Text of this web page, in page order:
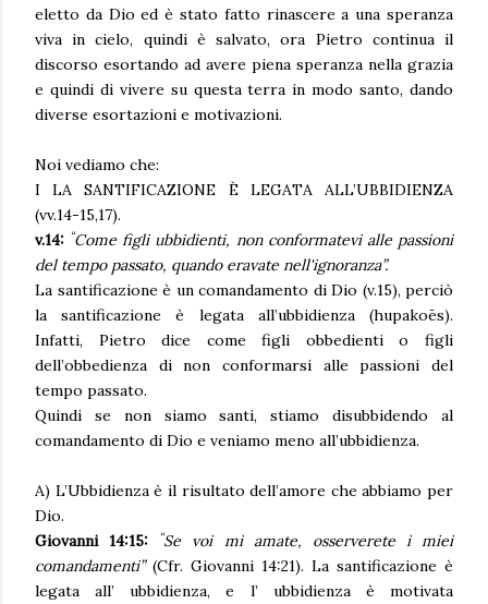
eletto da Dio ed è stato fatto rinascere a una speranza
viva in cielo, quindi è salvato, ora Pietro continua il
discorso esortando ad avere piena speranza nella grazia
e quindi di vivere su questa terra in modo santo, dando
diverse esortazioni e motivazioni.
Noi vediamo che:
I LA SANTIFICAZIONE È LEGATA ALL’UBBIDIENZA
(vv.14-15,17).
v.14: “Come figli ubbidienti, non conformatevi alle passioni
del tempo passato, quando eravate nell'ignoranza”.
La santificazione è un comandamento di Dio (v.15), perciò
la santificazione è legata all’ubbidienza (hupakoēs).
Infatti, Pietro dice
come figli obbedienti o figli
dell’obbedienza di non conformarsi alle passioni del
tempo passato.
Quindi se non siamo santi, stiamo disubbidendo al
comandamento di Dio e veniamo meno all’ubbidienza.
A) L’Ubbidienza è il risultato dell’amore che abbiamo per
Dio.
Giovanni 14:15:
“Se voi mi amate, osserverete i miei
comandamenti”(Cfr. Giovanni 14:21). La santificazione è
legata all’ ubbidienza, e l’ ubbidienza è motivata